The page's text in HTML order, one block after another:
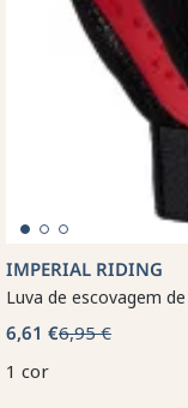
IMPERIAL RIDING
Luva de escovagem
6,61 €6,95 €
1 cor